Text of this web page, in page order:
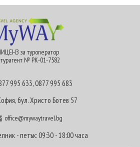
за туроператор
№ РК-01-7582
995 633,0877 995 683
бул. Христо Ботев 57
office@mywaytravel.bg
- петък: 09:30 - 18:00 часа